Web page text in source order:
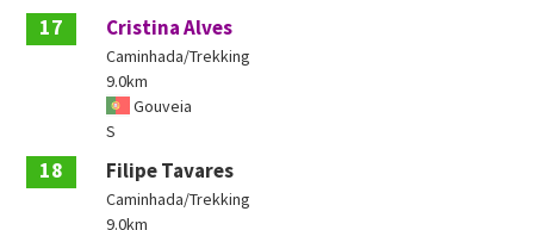
17 Cristina Alves
Caminhada/Trekking
9.0km
Gouveia
S
18 Filipe Tavares
Caminhada/Trekking
9.0km